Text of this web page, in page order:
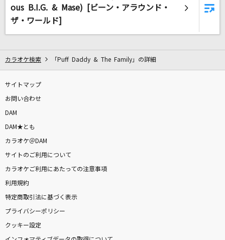
インフルエンサー
シャルル
バルーン
[生音]証
タカラモノ～この声がなくなるまで～
ナオト・インティライミ
サクラウサギ
川崎鷹也
ous B.I.G. & Mase) [ビーン・アラウンド・
ザ・ワールド]
カラオケ検索 「Puff Daddy & The Family」の詳細
サイトマップ
お問い合わせ
DAM
DAM★とも
カラオケ＠DAM
サイトのご利用について
カラオケご利用にあたっての注意事項
利用規約
特定商取引法に基づく表示
プライバシーポリシー
クッキー設定